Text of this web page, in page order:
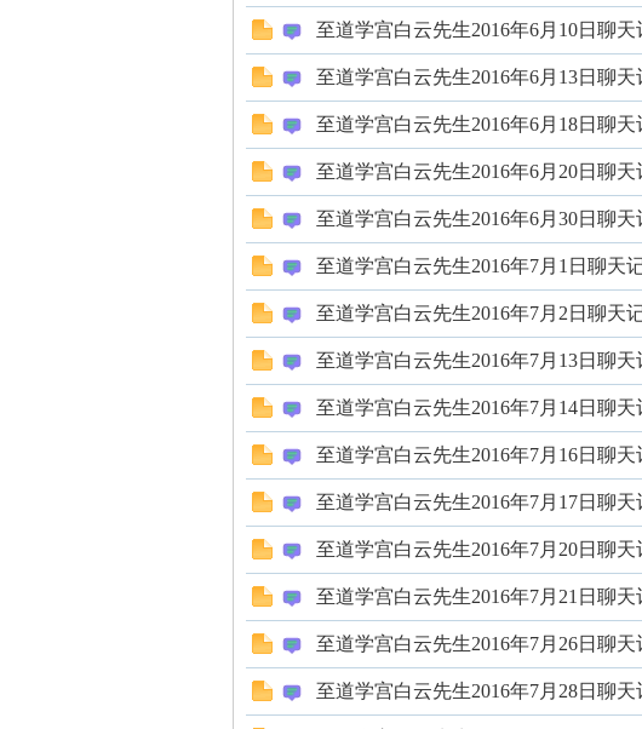
至道学宫白云先生2016年6月10日聊天
至道学宫白云先生2016年6月13日聊天
至道学宫白云先生2016年6月18日聊天
至道学宫白云先生2016年6月20日聊天
至道学宫白云先生2016年6月30日聊天
至道学宫白云先生2016年7月1日聊天
至道学宫白云先生2016年7月2日聊天
至道学宫白云先生2016年7月13日聊天
至道学宫白云先生2016年7月14日聊天
至道学宫白云先生2016年7月16日聊天
至道学宫白云先生2016年7月17日聊天
至道学宫白云先生2016年7月20日聊天
至道学宫白云先生2016年7月21日聊天
至道学宫白云先生2016年7月26日聊天
至道学宫白云先生2016年7月28日聊天